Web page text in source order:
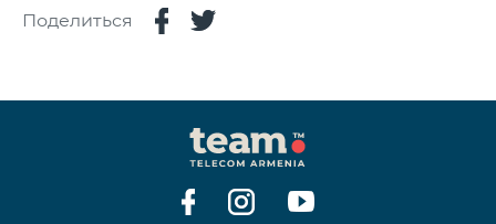
Поделиться